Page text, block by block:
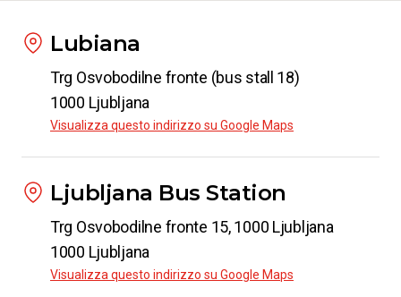
Lubiana
Trg Osvobodilne fronte (bus stall 18)
1000 Ljubljana
Visualizza questo indirizzo su Google Maps
Ljubljana Bus Station
Trg Osvobodilne fronte 15, 1000 Ljubljana
1000 Ljubljana
Visualizza questo indirizzo su Google Maps